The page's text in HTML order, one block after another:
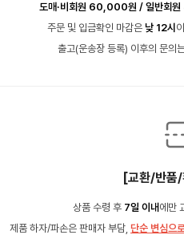
도매·비회원 60,000원 / 일반회
주문 및 입금확인 마감은 낮 12시
출고(운송장 등록) 이후의 문의
[교환/반품
상품 수령 후 7일 이내 에만
제품 하자/파손은 판매자 부담, 단순 변심으